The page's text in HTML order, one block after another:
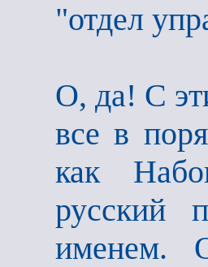
"отдел
О, да! С
все в
как
русский
именем.